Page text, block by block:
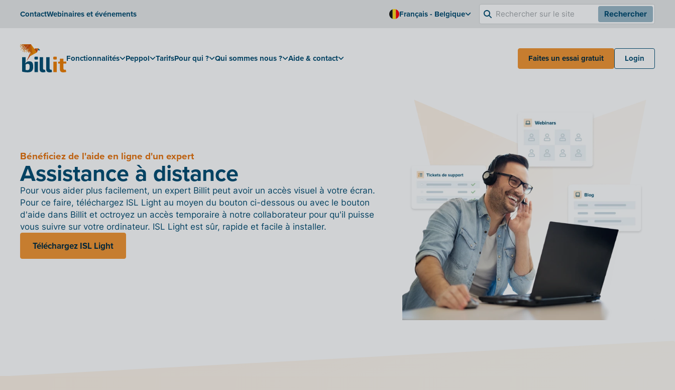
ContactWebinaires et événements Français - Belgique Rechercher
Fonctionnalités Peppol TarifsPour qui ? Qui sommes nous ? Aide & contact Faites un essai gratuit Login
Bénéficiez de l'aide en ligne d'un expert
Assistance à distance
Pour vous aider plus facilement, un expert Billit peut avoir un accès visuel à votre écran.
Pour ce faire, téléchargez ISL Light au moyen du bouton ci-dessous ou avec le bouton
d'aide dans Billit et octroyez un accès temporaire à notre collaborateur pour qu'il puisse
vous suivre sur votre ordinateur. ISL Light est sûr, rapide et facile à installer.
Téléchargez ISL Light